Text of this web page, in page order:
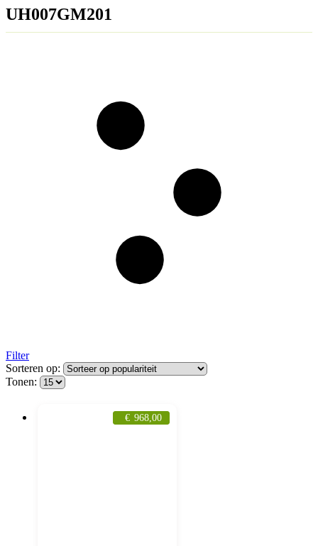
UH007GM201
Filter
Sorteren op:
Tonen:
€ 968,00